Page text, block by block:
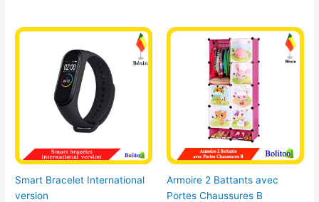
Smart Bracelet International
version
Armoire 2 Battants avec
Portes Chaussures B